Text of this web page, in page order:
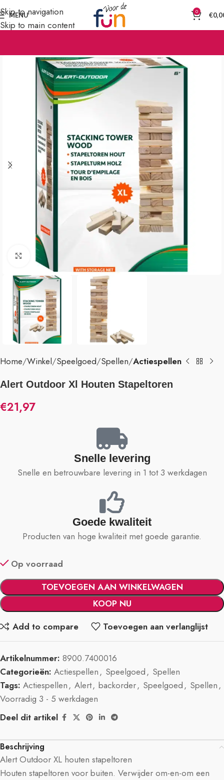
Skip to navigation
Skip to main content
MENU 0 €
Klik om te vergroten
Home Winkel Speelgoed Spellen Actiespellen
Alert Outdoor Xl Houten Stapeltoren
€21,97
Snelle levering
Snelle en betrouwbare levering in 1 tot 3 werkdagen
Goede kwaliteit
Producten van hoge kwaliteit met goede garantie.
Op voorraad
TOEVOEGEN AAN WINKELWAGEN
KOOP NU
Add to compare
Toevoegen aan verlanglijst
Artikelnummer: 8900.7400016
Categorieën: Actiespellen, Speelgoed, Spellen
Tags: Actiespellen, Alert, backorder, Speelgoed, Spellen,
Voorradig 3 - 5 werkdagen
Deel dit artikel
Beschrijving
Alert Outdoor XL houten stapeltoren
Houten stapeltoren voor buiten. Verwijder om-en-om een